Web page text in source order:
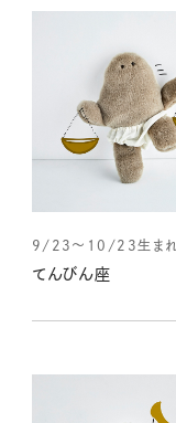
9/23～10/23生ま
てんびん座